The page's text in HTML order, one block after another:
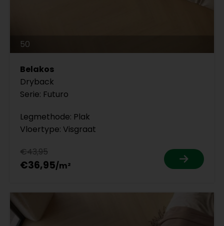
50
Belakos
Dryback
Serie: Futuro
Legmethode: Plak
Vloertype: Visgraat
€43,95
€36,95